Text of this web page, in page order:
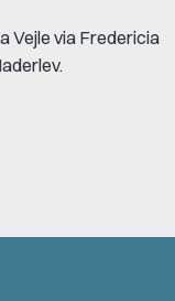
Vejle via Fredericia